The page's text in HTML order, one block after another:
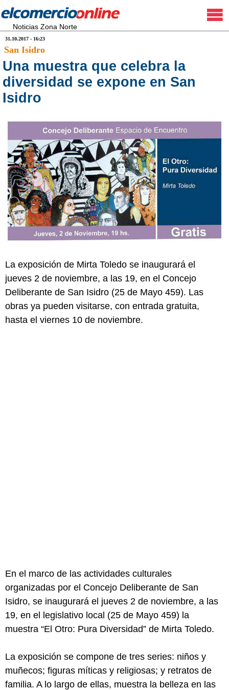
Noticias Zona Norte
31.10.2017 - 16:23
San Isidro
Una muestra que celebra la
diversidad se expone en San
Isidro
La exposición de Mirta Toledo se inaugurará el
jueves 2 de noviembre, a las 19, en el Concejo
Deliberante de San Isidro (25 de Mayo 459). Las
obras ya pueden visitarse, con entrada gratuita,
hasta el viernes 10 de noviembre.
En el marco de las actividades culturales
organizadas por el Concejo Deliberante de San
Isidro, se inaugurará el jueves 2 de noviembre, a las
19, en el legislativo local (25 de Mayo 459) la
muestra “El Otro: Pura Diversidad” de Mirta Toledo.
La exposición se compone de tres series: niños y
muñecos; figuras míticas y religiosas; y retratos de
familia. A lo largo de ellas, muestra la belleza en las